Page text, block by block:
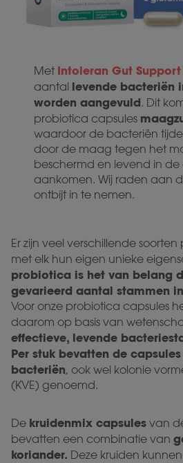
Met Intoleran Gut Support
aantal levende bacteriën
worden aangevuld. Dit
probiotica capsules
waardoor de bacteriën
door de maag tegen het
beschermd en levend in
aankomen. Wij raden aan
ontbijt in te nemen.
Er zijn veel verschillende
met elk hun eigen unieke
probiotica is het van belang
gevarieerd aantal stammen
Voor onze probiotica capsules
daarom op basis van
effectieve, levende
Per stuk bevatten de
bacteriën, ook wel kolonie
(KVE) genoemd.
De kruidenmix capsules van
bevatten een combinatie van
koriander. Deze kruiden